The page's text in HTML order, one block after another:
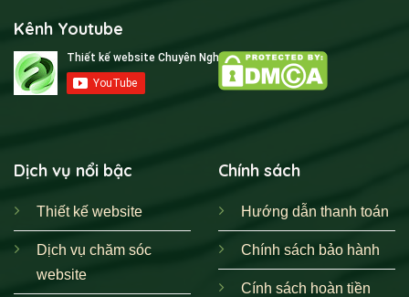
Kênh Youtube
Dịch vụ nổi bậc
Thiết kế website
Dịch vụ chăm sóc
website
Chính sách
Hướng dẫn thanh toán
Chính sách bảo hành
Cính sách hoàn tiền